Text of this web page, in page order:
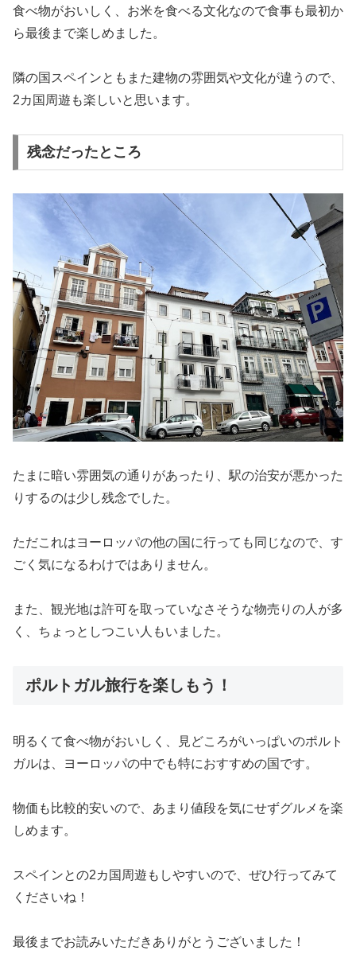
食べ物がおいしく、お米を食べる文化なので食事も最初か
ら最後まで楽しめました。
隣の国スペインともまた建物の雰囲気や文化が違うので、
2カ国周遊も楽しいと思います。
残念だったところ
たまに暗い雰囲気の通りがあったり、駅の治安が悪かった
りするのは少し残念でした。
ただこれはヨーロッパの他の国に行っても同じなので、す
ごく気になるわけではありません。
また、観光地は許可を取っていなさそうな物売りの人が多
く、ちょっとしつこい人もいました。
ポルトガル旅行を楽しもう！
明るくて食べ物がおいしく、見どころがいっぱいのポルト
ガルは、ヨーロッパの中でも特におすすめの国です。
物価も比較的安いので、あまり値段を気にせずグルメを楽
しめます。
スペインとの2カ国周遊もしやすいので、ぜひ行ってみて
くださいね！
最後までお読みいただきありがとうございました！